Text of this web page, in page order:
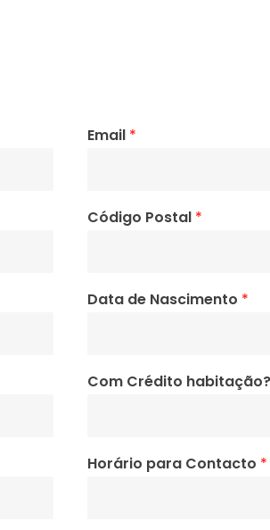
Email *
Código Postal *
Data de Nascimento *
Com Crédito
Horário para Contacto *